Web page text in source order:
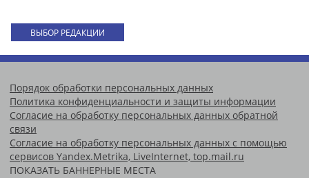
ВЫБОР РЕДАКЦИИ
Порядок обработки персональных данных
Политика конфиденциальности и защиты информации
Согласие на обработку персональных данных обратной
связи
Согласие на обработку персональных данных с помощью
сервисов Yandex.Metrika, LiveInternet, top.mail.ru
ПОКАЗАТЬ БАННЕРНЫЕ МЕСТА